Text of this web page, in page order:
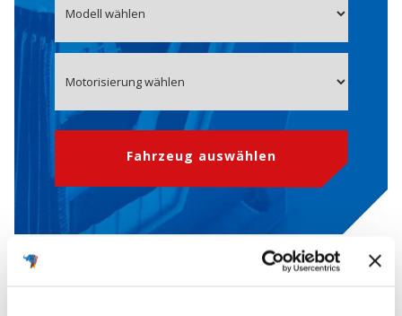
Fahrzeug auswählen